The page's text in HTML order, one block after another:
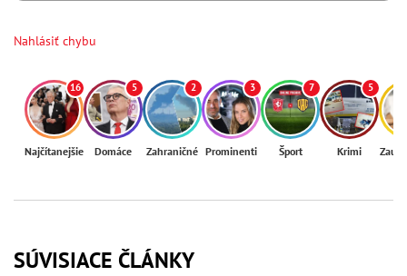
Nahlásiť chybu
16
Najčítanejšie
5
Domáce
2
Zahraničné
3
Prominenti
7
Šport
5
Krimi
SÚVISIACE ČLÁNKY